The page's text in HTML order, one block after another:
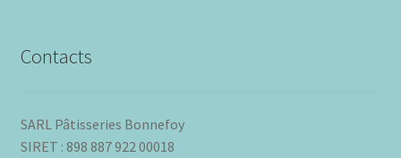
Contacts
SARL Pâtisseries Bonnefoy
SIRET : 898 887 922 00018